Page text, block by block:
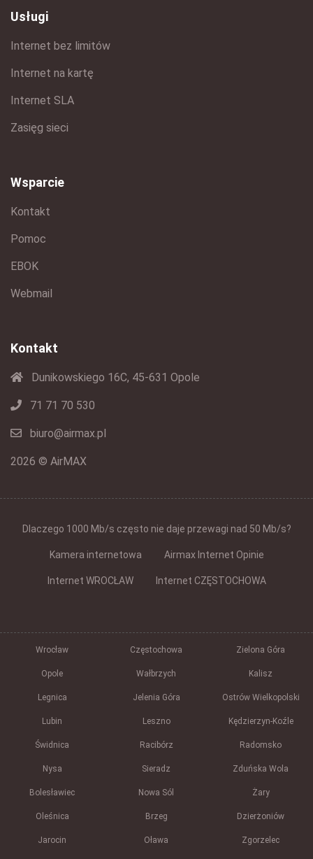
Usługi
Internet bez limitów
Internet na kartę
Internet SLA
Zasięg sieci
Wsparcie
Kontakt
Pomoc
EBOK
Webmail
Kontakt
Dunikowskiego 16C, 45-631 Opole
71 71 70 530
biuro@airmax.pl
2026 © AirMAX
Dlaczego 1000 Mb/s często nie daje przewagi nad 50 Mb/s?
Kamera internetowa Airmax Internet Opinie
Internet WROCŁAW Internet CZĘSTOCHOWA
Wrocław Częstochowa Zielona Góra
Opole Wałbrzych Kalisz
Legnica Jelenia Góra Ostrów Wielkopolski
Lubin Leszno Kędzierzyn-Koźle
Świdnica Racibórz Radomsko
Nysa Sieradz Zduńska Wola
Bolesławiec Nowa Sól Żary
Oleśnica Brzeg Dzierżoniów
Jarocin Oława Zgorzelec